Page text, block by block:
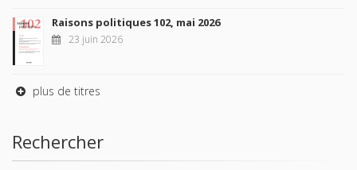
Raisons politiques 102, mai 2026
23 juin 2026
plus de titres
Rechercher